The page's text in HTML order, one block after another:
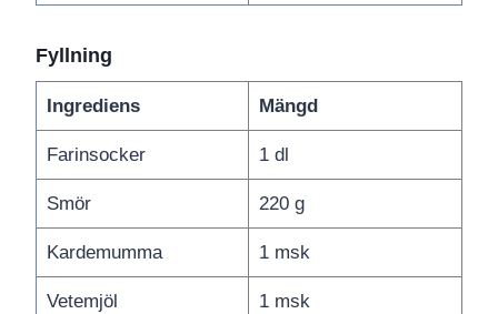
Fyllning
Ingrediens Mängd
Farinsocker 1 dl
Smör 220 g
Kardemumma 1 msk
Vetemjöl 1 msk